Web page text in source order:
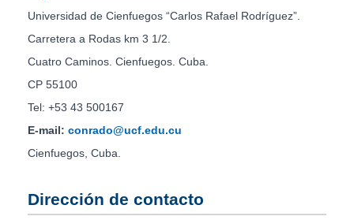
Universidad de Cienfuegos “Carlos Rafael Rodríguez”.
Carretera a Rodas km 3 1/2.
Cuatro Caminos. Cienfuegos. Cuba.
CP 55100
Tel: +53 43 500167
E-mail: conrado@ucf.edu.cu
Cienfuegos, Cuba.
Dirección de contacto